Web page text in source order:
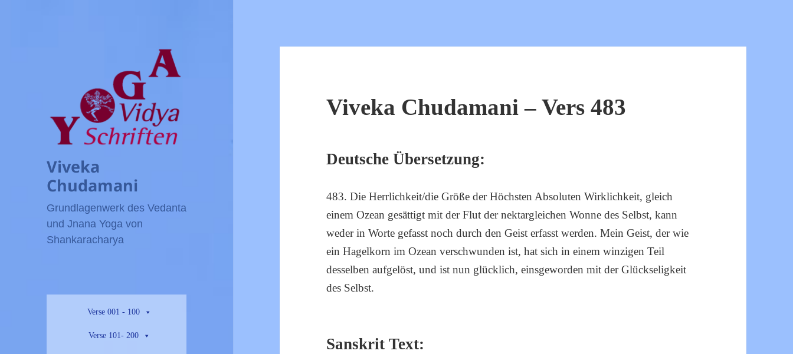
Viveka
Chudamani
Grundlagenwerk des Vedanta
und Jnana Yoga von
Shankaracharya
Verse 001 - 100
Verse 101- 200
Viveka Chudamani – Vers 483
Deutsche Übersetzung:
483. Die Herrlichkeit/die Größe der Höchsten Absoluten Wirklichkeit, gleich
einem Ozean gesättigt mit der Flut der nektargleichen Wonne des Selbst, kann
weder in Worte gefasst noch durch den Geist erfasst werden. Mein Geist, der wie
ein Hagelkorn im Ozean verschwunden ist, hat sich in einem winzigen Teil
desselben aufgelöst, und ist nun glücklich, einsgeworden mit der Glückseligkeit
des Selbst.
Sanskrit Text: